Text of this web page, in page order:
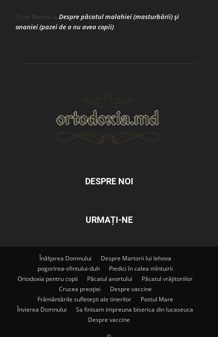
Crina Marina la Despre păcatul malahiei (masturbării) şi
onaniei (pazei de a nu avea copii)
DESPRE NOI
URMAȚI-NE
Înălțarea Domnului
Despre Martorii lui Iehova
pogorirea-sfintului-duh
Piedici în calea mîntuirii
Ortodoxia pentru copii
Păcatul avortului
Păcatul vrăjitoriilor
Crucea preoției
Despre vaccine
Frământările sufletești ale tinerilor
Postul Mare
Învierea Domnului
Sa finisam impreuna biserica din lucaseuca
Despre vaccine